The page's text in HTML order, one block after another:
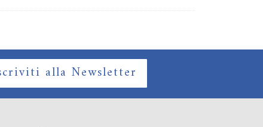
alla Newsletter